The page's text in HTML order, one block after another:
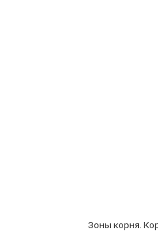
Зоны корня.